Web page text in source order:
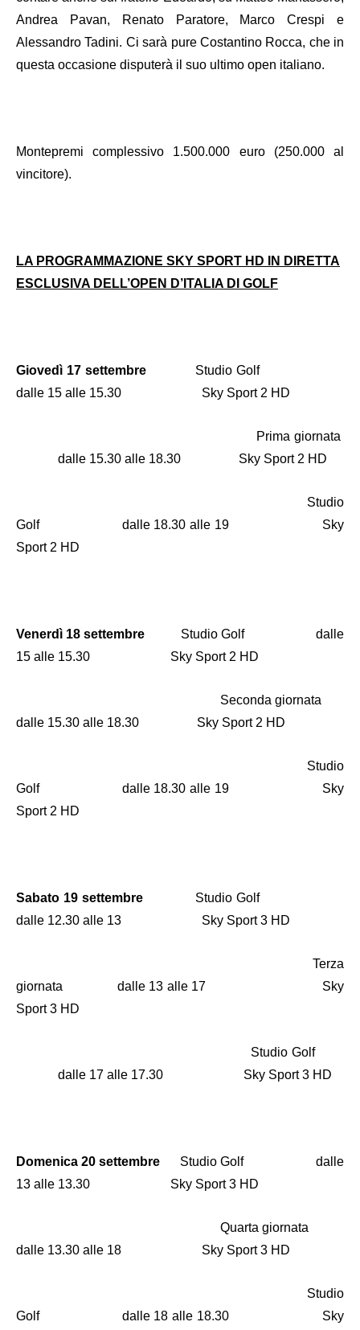
Andrea Pavan, Renato Paratore, Marco Crespi e
Alessandro Tadini. Ci sarà pure Costantino Rocca, che in
questa occasione disputerà il suo ultimo open italiano.
Montepremi complessivo 1.500.000 euro (250.000 al
vincitore).
LA PROGRAMMAZIONE SKY SPORT HD IN DIRETTA
ESCLUSIVA DELL’OPEN D’ITALIA DI GOLF
Giovedì 17 settembre Studio Golf
dalle 15 alle 15.30 Sky Sport 2 HD
Prima giornata
dalle 15.30 alle 18.30 Sky Sport 2 HD
Studio
Golf dalle 18.30 alle 19 Sky
Sport 2 HD
Venerdì 18 settembre Studio Golf dalle
15 alle 15.30 Sky Sport 2 HD
Seconda giornata
dalle 15.30 alle 18.30 Sky Sport 2 HD
Studio
Golf dalle 18.30 alle 19 Sky
Sport 2 HD
Sabato 19 settembre Studio Golf
dalle 12.30 alle 13 Sky Sport 3 HD
Terza
giornata dalle 13 alle 17
Sky
Sport 3 HD
Studio Golf
dalle 17 alle 17.30 Sky Sport 3 HD
Domenica 20 settembre Studio Golf dalle
13 alle 13.30 Sky Sport 3 HD
Quarta giornata
dalle 13.30 alle 18 Sky Sport 3 HD
Studio
Golf dalle 18 alle 18.30 Sky